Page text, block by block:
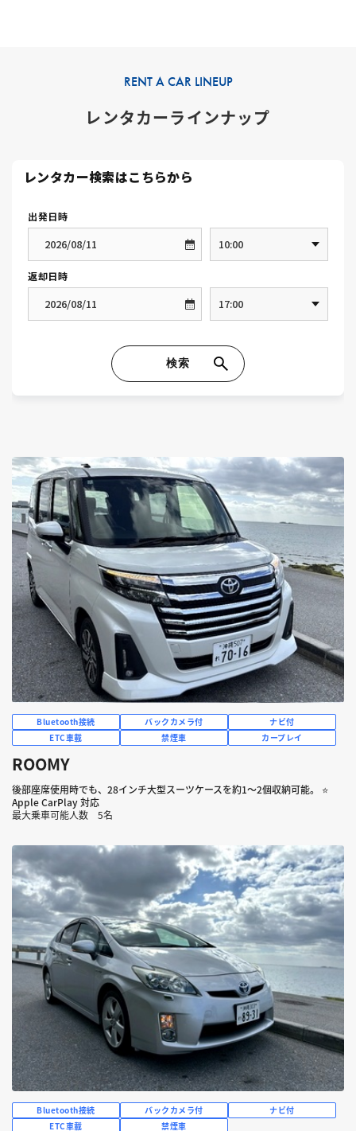
RENT A CAR LINEUP
レンタカーラインナップ
Bluetooth接続 バックカメラ付
ナビ付
ETC車載
禁煙車 カープレイ
ROOMY
後部座席使用時でも、28インチ大型スーツケースを約1～2個収納可能。 ⭐
Apple CarPlay 対応
最大乗車可能人数 5名
Bluetooth接続 バックカメラ付
ナビ付
ETC車載
禁煙車